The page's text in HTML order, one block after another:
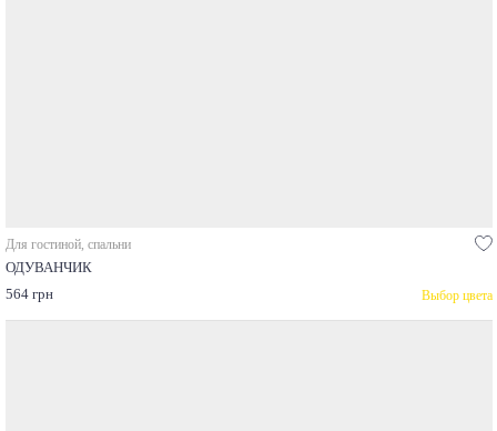
Для гостиной, спальни
ОДУВАНЧИК
564 грн
Выбор цвета